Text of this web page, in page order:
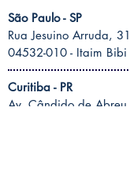
São Paulo - SP
Rua Jesuino Arruda,
04532-010 - Itaim Bibi
Curitiba - PR
Av. Cândido de